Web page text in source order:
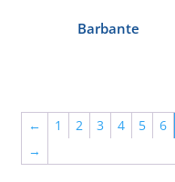
Barbante
← 1 2 3 4 5 6
→